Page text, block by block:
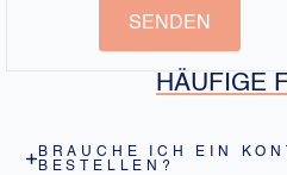
SENDEN
HÄUFIGE
BRAUCHE ICH EIN
BESTELLEN?